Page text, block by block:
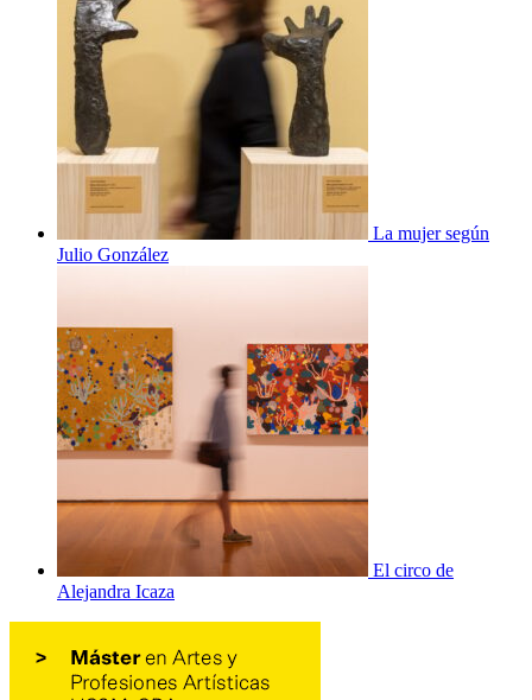
La mujer según
Julio González
El circo de
Alejandra Icaza